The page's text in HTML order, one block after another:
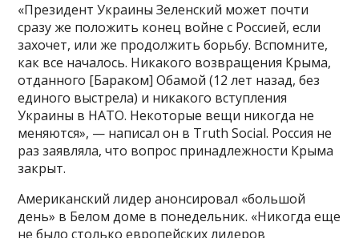
«Президент Украины Зеленский может почти
сразу же положить конец войне с Россией, если
захочет, или же продолжить борьбу. Вспомните,
как все началось. Никакого возвращения Крыма,
отданного [Бараком] Обамой (12 лет назад, без
единого выстрела) и никакого вступления
Украины в НАТО. Некоторые вещи никогда не
меняются», — написал он в Truth Social. Россия не
раз заявляла, что вопрос принадлежности Крыма
закрыт.
Американский лидер анонсировал «большой
день» в Белом доме в понедельник. «Никогда еще
не было столько европейских лидеров